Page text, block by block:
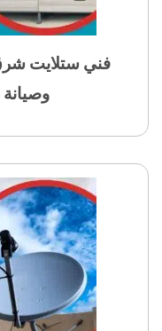
وصيانة 24 ساعة بالجهراء